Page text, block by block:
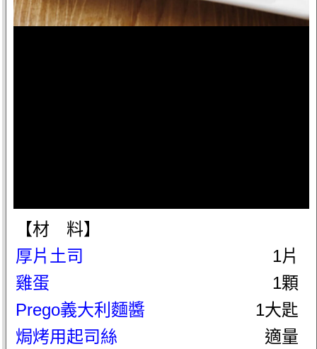
【材 料】
厚片土司
1片
雞蛋
1顆
Prego義大利麵醬
1大匙
焗烤用起司絲
適量